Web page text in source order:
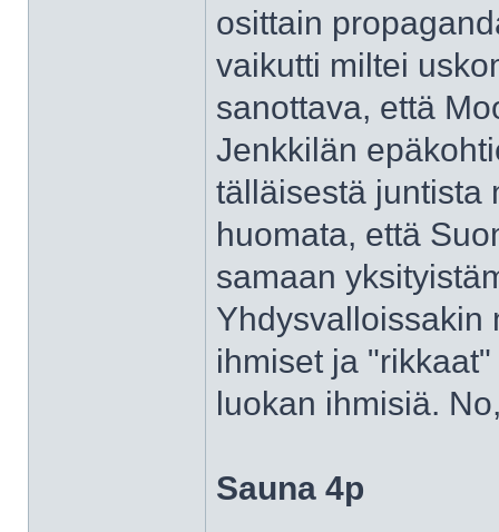
osittain
vaikutti miltei
sanottava, että
Jenkkilän
tälläisestä juntista
huomata, että
samaan
Yhdysvalloissakin
ihmiset ja
luokan ihmisiä.
Sauna 4p